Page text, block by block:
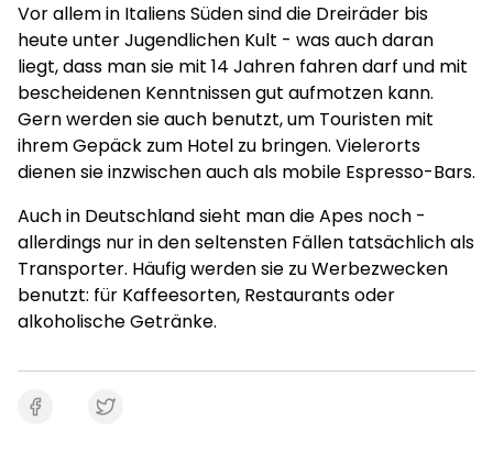
Vor allem in Italiens Süden sind die Dreiräder bis
heute unter Jugendlichen Kult - was auch daran
liegt, dass man sie mit 14 Jahren fahren darf und mit
bescheidenen Kenntnissen gut aufmotzen kann.
Gern werden sie auch benutzt, um Touristen mit
ihrem Gepäck zum Hotel zu bringen. Vielerorts
dienen sie inzwischen auch als mobile Espresso-Bars.
Auch in Deutschland sieht man die Apes noch -
allerdings nur in den seltensten Fällen tatsächlich als
Transporter. Häufig werden sie zu Werbezwecken
benutzt: für Kaffeesorten, Restaurants oder
alkoholische Getränke.